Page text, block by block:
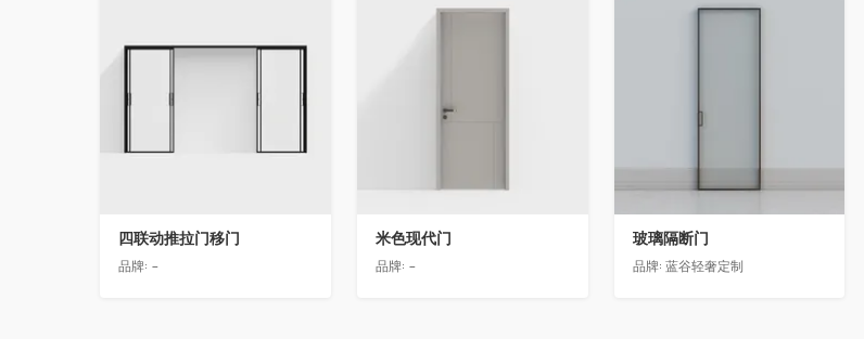
四联动推拉门移门
品牌: -
米色现代门
品牌: -
玻璃隔断门
品牌: 蓝谷轻奢定制